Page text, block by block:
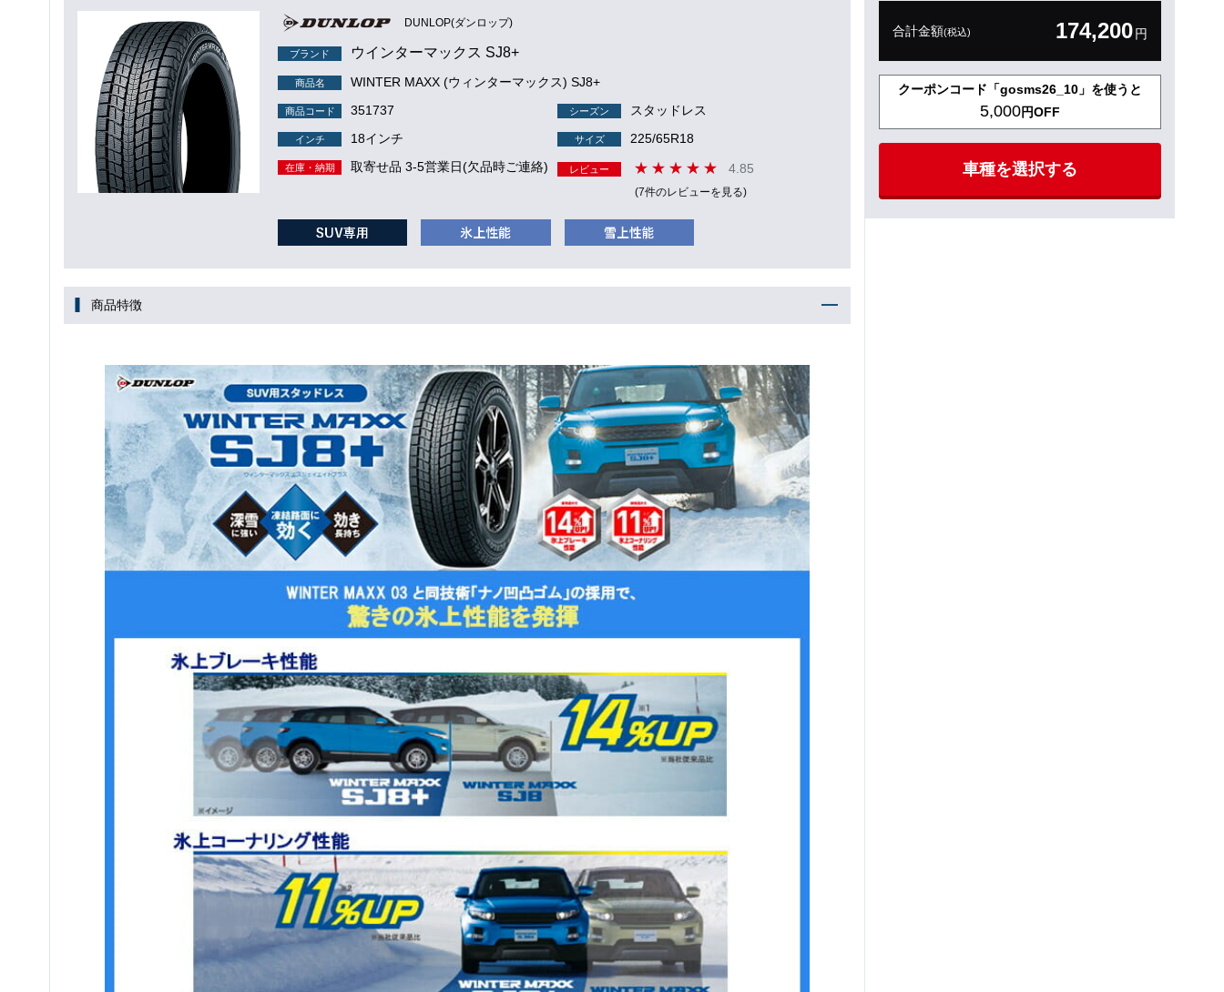
DUNLOP(ダンロップ)
ブランド ウインターマックス SJ8+
商品名 WINTER MAXX (ウィンターマックス) SJ8+
商品コード 351737 シーズン スタッドレス
インチ 18インチ サイズ 225/65R18
在庫・納期 取寄せ品 3-5営業日(欠品時ご連絡) レビュー 4.85
(7件のレビューを見る)
商品特徴
合計金額(税込) 174,200円
クーポンコード「gosms26_10」を使うと
5,000円OFF
車種を選択する